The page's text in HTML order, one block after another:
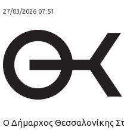
27/03/2026 07:51
Ο Δήμαρχος Θεσσαλονίκης